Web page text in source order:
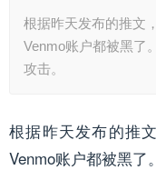
根据昨天发布的推文
Venmo账户都被黑了
攻击。
根据昨天发布的推
Venmo账户都被黑了。